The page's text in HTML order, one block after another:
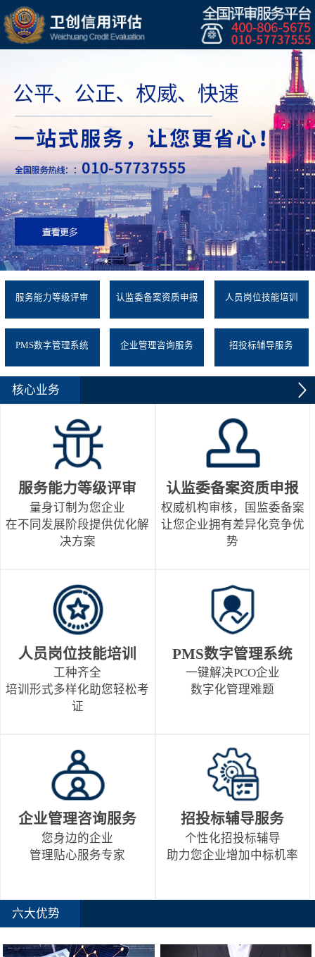
服务能力等级评审 认监委备案资质申报 人员岗位技能培训
PMS数字管理系统 企业管理咨询服务 招投标辅导服务
核心业务
服务能力等级评审
量身订制为您企业
在不同发展阶段提供优化解
决方案
认监委备案资质申报
权威机构审核，国监委备案
让您企业拥有差异化竞争优
势
人员岗位技能培训
工种齐全
培训形式多样化助您轻松考
证
PMS数字管理系统
一键解决PCO企业
数字化管理难题
企业管理咨询服务
您身边的企业
管理贴心服务专家
招投标辅导服务
个性化招投标辅导
助力您企业增加中标机率
六大优势